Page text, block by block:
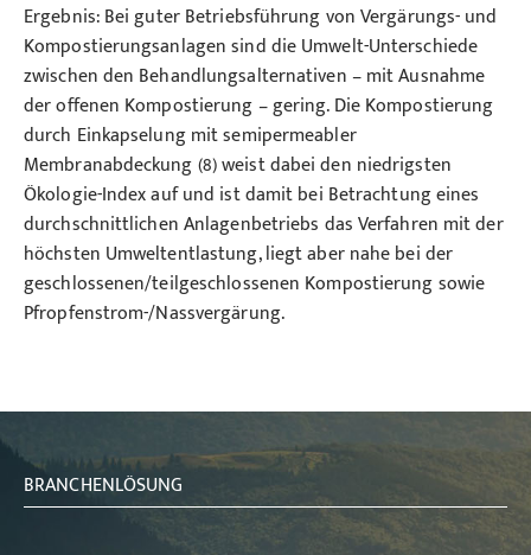
Ergebnis: Bei guter Betriebsführung von Vergärungs- und
Kompostierungsanlagen sind die Umwelt-Unterschiede
zwischen den Behandlungsalternativen – mit Ausnahme
der offenen Kompostierung – gering. Die Kompostierung
durch Einkapselung mit semipermeabler
Membranabdeckung (8) weist dabei den niedrigsten
Ökologie-Index auf und ist damit bei Betrachtung eines
durchschnittlichen Anlagenbetriebs das Verfahren mit der
höchsten Umweltentlastung, liegt aber nahe bei der
geschlossenen/teilgeschlossenen Kompostierung sowie
Pfropfenstrom-/Nassvergärung.
BRANCHENLÖSUNG